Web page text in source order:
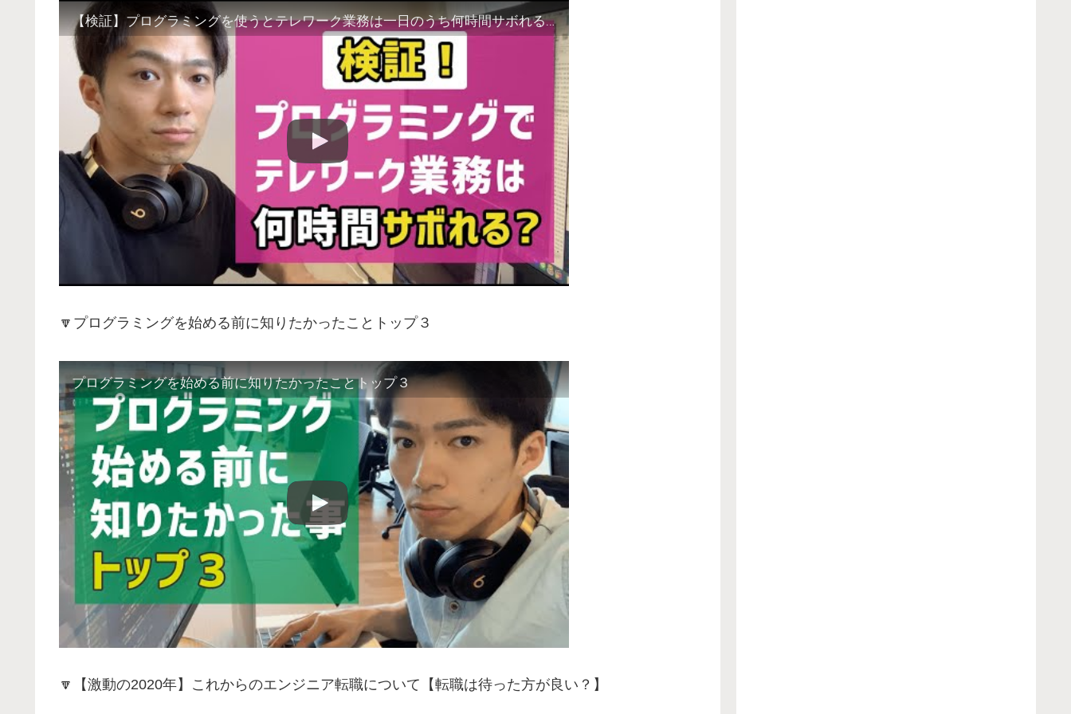
【検証】プログラミングを使うとテレワーク業務は一日のうち何時間サボれるのか？
🔽プログラミングを始める前に知りたかったことトップ３
プログラミングを始める前に知りたかったことトップ３
🔽【激動の2020年】これからのエンジニア転職について【転職は待った方が良い？】